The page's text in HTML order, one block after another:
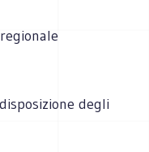
degli